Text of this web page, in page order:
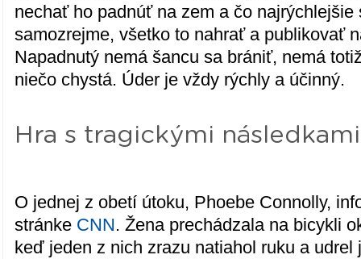
nechať ho padnúť na zem a čo najrýchlejšie
samozrejme, všetko to nahrať a publikovať
Napadnutý nemá šancu sa brániť, nemá
niečo chystá. Úder je vždy rýchly a účinný.
Hra s tragickými následkami
O jednej z obetí útoku, Phoebe Connolly,
stránke CNN. Žena prechádzala na bicykli
keď jeden z nich zrazu natiahol ruku a